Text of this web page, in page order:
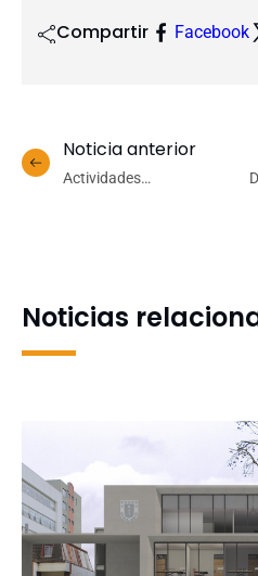
Compartir Facebook
Noticia anterior
Actividades
Noticias